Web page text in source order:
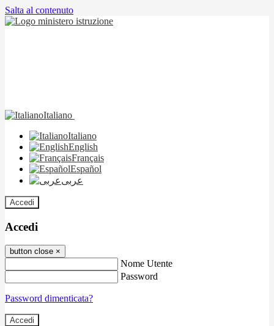
Salta al contenuto
Italiano
Italiano
English
Français
Español
عربى
Accedi
Accedi
button close ×
Nome Utente
Password
Password dimenticata?